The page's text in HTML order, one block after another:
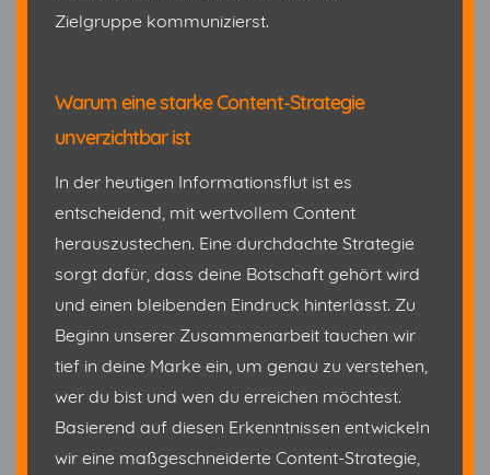
Zielgruppe kommunizierst.
Warum eine starke Content-Strategie
unverzichtbar ist
In der heutigen Informationsflut ist es
entscheidend, mit wertvollem Content
herauszustechen. Eine durchdachte Strategie
sorgt dafür, dass deine Botschaft gehört wird
und einen bleibenden Eindruck hinterlässt. Zu
Beginn unserer Zusammenarbeit tauchen wir
tief in deine Marke ein, um genau zu verstehen,
wer du bist und wen du erreichen möchtest.
Basierend auf diesen Erkenntnissen entwickeln
wir eine maßgeschneiderte Content-Strategie,